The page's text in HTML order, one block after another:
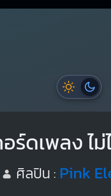
ร์ดเพลง ไม่
ศิลปิน : Pink